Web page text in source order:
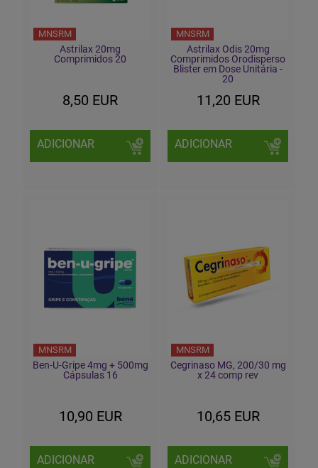
MNSRM
Astrilax 20mg
Comprimidos 20
8,50 EUR
ADICIONAR
MNSRM
Astrilax Odis 20mg
Comprimidos Orodisperso
Blister em Dose Unitária -
20
11,20 EUR
ADICIONAR
MNSRM
Ben-U-Gripe 4mg + 500mg
Cápsulas 16
10,90 EUR
ADICIONAR
MNSRM
Cegrinaso MG, 200/30 mg
x 24 comp rev
10,65 EUR
ADICIONAR